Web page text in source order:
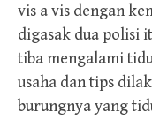
vis a vis dengan
digasak dua polisi
tiba mengalami
usaha dan tips
burungnya yang